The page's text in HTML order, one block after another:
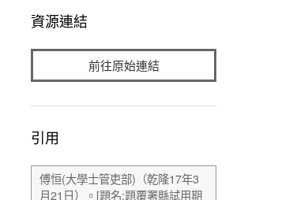
資源連結
前往原始連結
引用